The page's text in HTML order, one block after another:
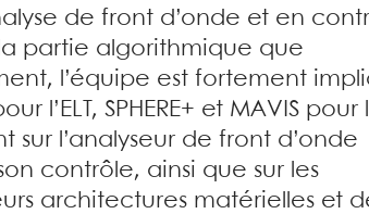
de front d’onde et en
partie algorithmique que
l’équipe est fortement
l’ELT, SPHERE+ et MAVIS pour
sur l’analyseur de front d’onde
contrôle, ainsi que sur les
architectures matérielles et